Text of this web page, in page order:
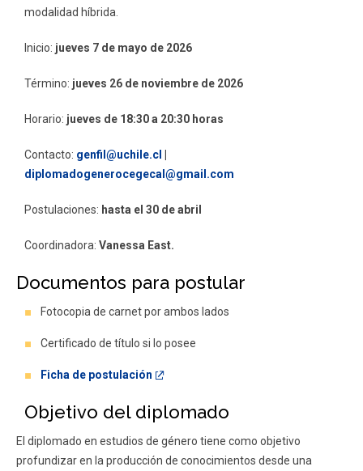
modalidad híbrida.
Inicio: jueves 7 de mayo de 2026
Término: jueves 26 de noviembre de 2026
Horario: jueves de 18:30 a 20:30 horas
Contacto: genfil@uchile.cl
diplomadogenerocegecal@gmail.com
Postulaciones: hasta el 30 de abril
Coordinadora: Vanessa East.
Documentos para postular
Fotocopia de carnet por ambos lados
Certificado de título si lo posee
Ficha de postulación
Objetivo del diplomado
El diplomado en estudios de género tiene como objetivo
profundizar en la producción de conocimientos desde una